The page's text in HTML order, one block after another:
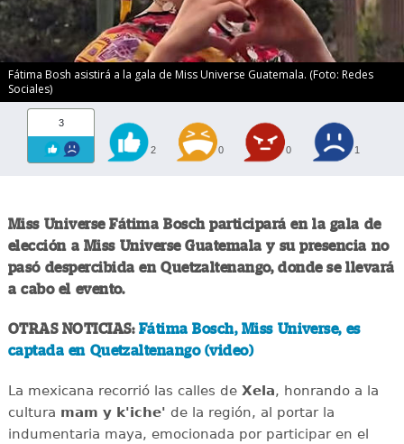
Fátima Bosh asistirá a la gala de Miss Universe Guatemala. (Foto: Redes
Sociales)
3
2 0 0 1
Miss Universe Fátima Bosch participará en la gala de
elección a Miss Universe Guatemala y su presencia no
pasó despercibida en Quetzaltenango, donde se llevará
a cabo el evento.
OTRAS NOTICIAS: Fátima Bosch, Miss Universe, es
captada en Quetzaltenango (video)
La mexicana recorrió las calles deXela, honrando a la
cultura mam y k'iche' de la región, al portar la
indumentaria maya, emocionada por participar en el